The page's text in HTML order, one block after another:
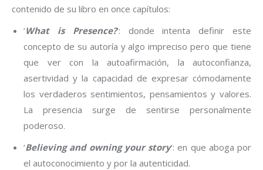
contenido de su libro en once capítulos:
‘What is Presence?‘: donde intenta definir este
concepto de su autoría y algo impreciso pero que tiene
que ver con la autoafirmación, la autoconfianza,
asertividad y la capacidad de expresar cómodamente
los verdaderos sentimientos, pensamientos y valores.
La presencia surge de sentirse personalmente
poderoso.
‘Believing and owning your story‘: en que aboga por
el autoconocimiento y por la autenticidad.